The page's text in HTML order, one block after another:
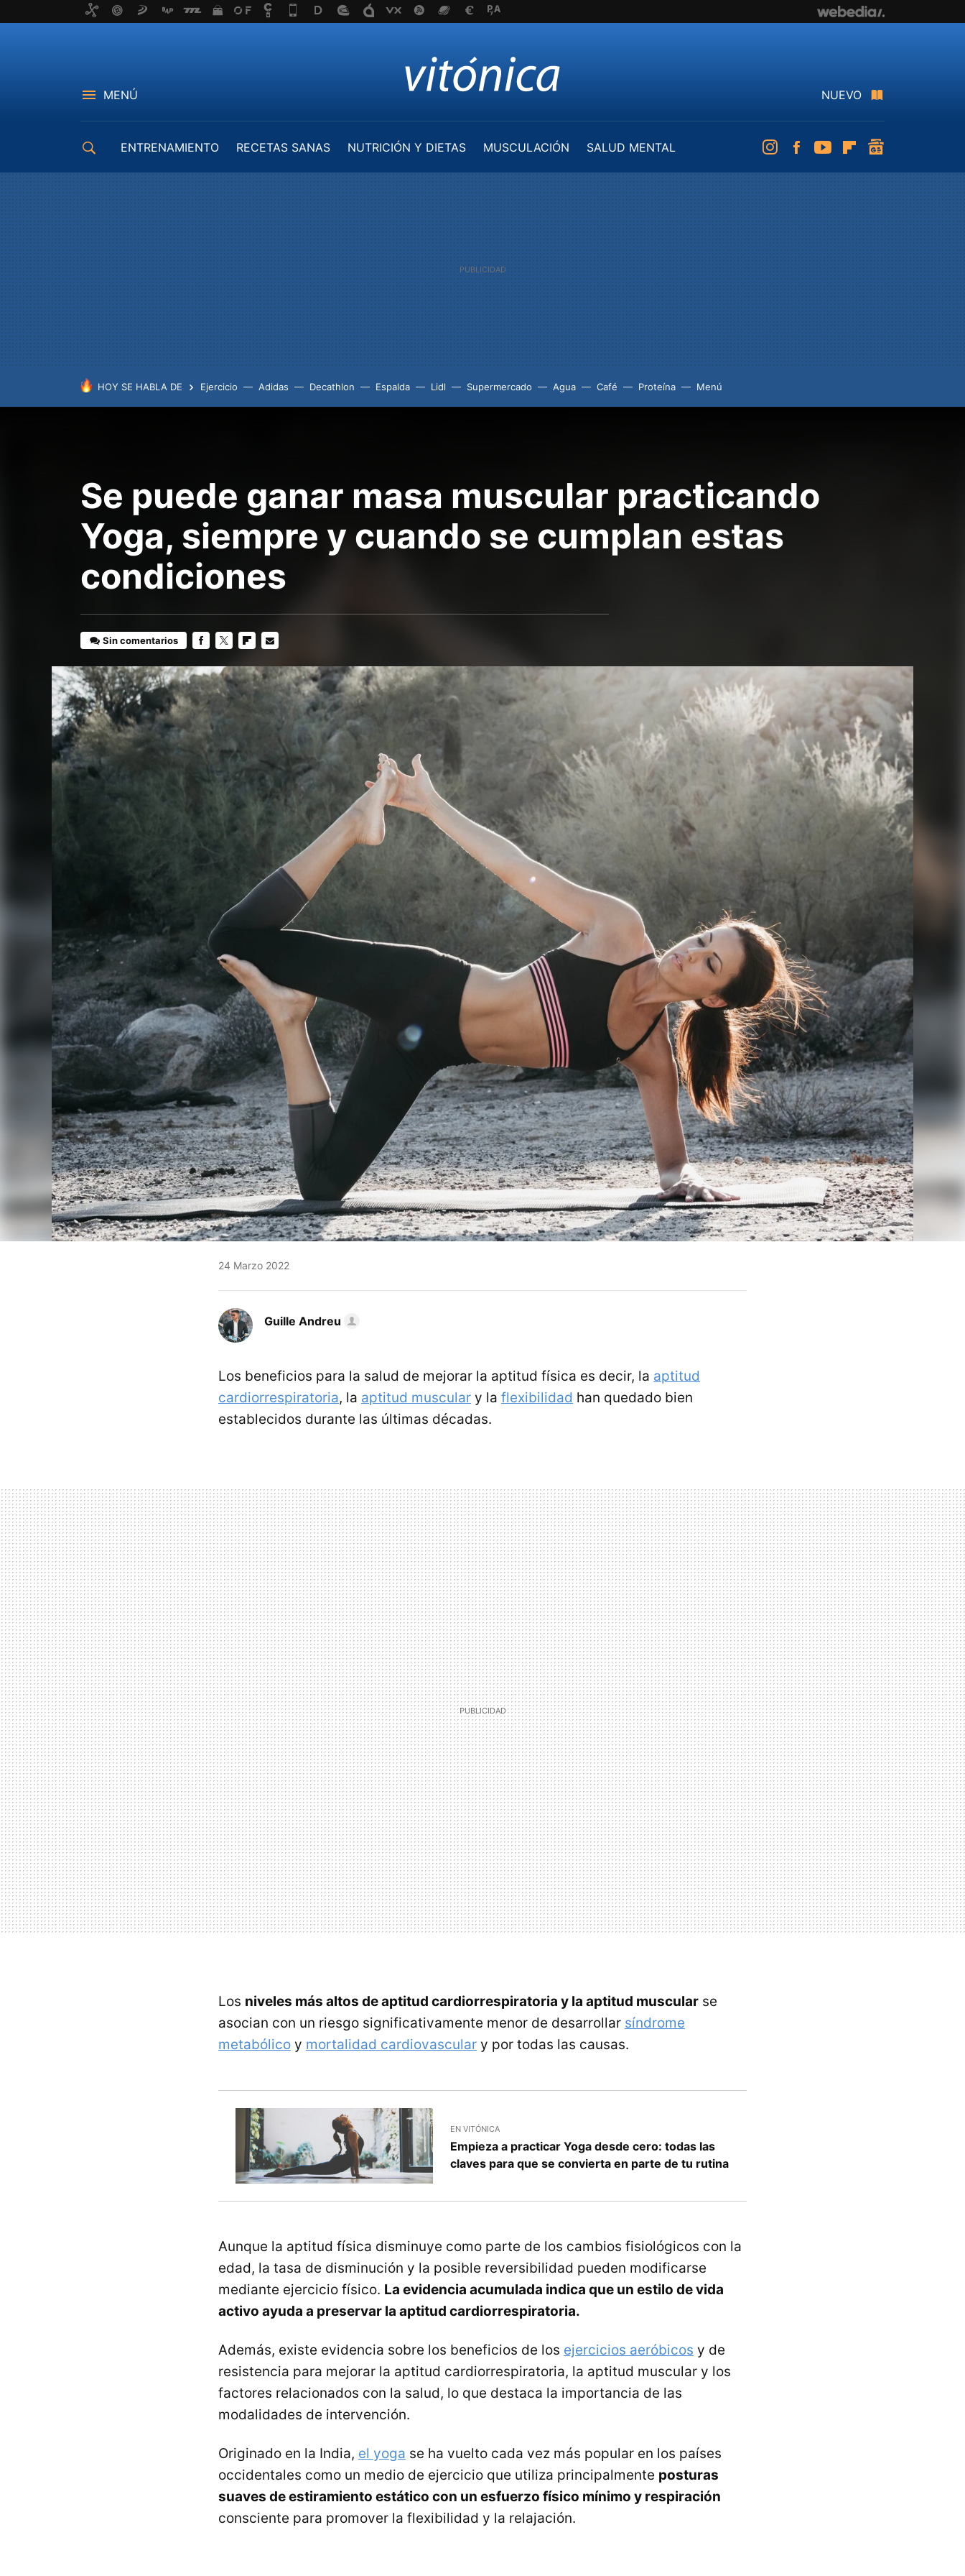
MENÚ NUEVO
ENTRENAMIENTO RECETAS SANAS NUTRICIÓN Y DIETAS MUSCULACIÓN
SALUD MENTAL
InstagramFacebookYoutubeFlipboard
HOY SE HABLA DE Ejercicio Adidas Decathlon Espalda Lidl Supermercado Agua Café Proteína Menú
Se puede ganar masa muscular practicando
Yoga, siempre y cuando se cumplan estas
condiciones
Sin comentarios
MAIL
24 Marzo 2022
Guille Andreu
Los beneficios para la salud de mejorar la aptitud física es decir, la aptitud
cardiorrespiratoria, la aptitud muscular y la flexibilidad han quedado bien
establecidos durante las últimas décadas.
Los niveles más altos de aptitud cardiorrespiratoria y la aptitud muscular se
asocian con un riesgo significativamente menor de desarrollar síndrome
metabólico y mortalidad cardiovascular y por todas las causas.
EN VITÓNICA
Empieza a practicar Yoga desde cero: todas las
claves para que se convierta en parte de tu rutina
Aunque la aptitud física disminuye como parte de los cambios fisiológicos con la
edad, la tasa de disminución y la posible reversibilidad pueden modificarse
mediante ejercicio físico. La evidencia acumulada indica que un estilo de vida
activo ayuda a preservar la aptitud cardiorrespiratoria.
Además, existe evidencia sobre los beneficios de los ejercicios aeróbicos y de
resistencia para mejorar la aptitud cardiorrespiratoria, la aptitud muscular y los
factores relacionados con la salud, lo que destaca la importancia de las
modalidades de intervención.
Originado en la India, el yoga se ha vuelto cada vez más popular en los países
occidentales como un medio de ejercicio que utiliza principalmente posturas
suaves de estiramiento estático con un esfuerzo físico mínimo y respiración
consciente para promover la flexibilidad y la relajación.